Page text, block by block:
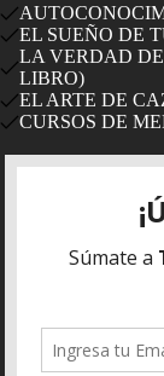
EL SUEÑO DE
LA VERDAD
LIBRO)
EL ARTE DE
CURSOS DE